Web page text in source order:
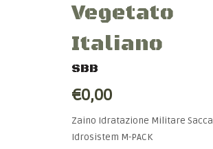
Vegetato
Italiano
SBB
€0,00
Zaino Idratazione Militare Sacca
Idrosistem M-PACK